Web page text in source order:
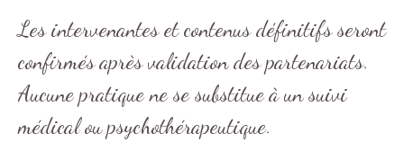
Les intervenantes et contenus définitifs seront
confirmés après validation des partenariats.
Aucune pratique ne se substitue à un suivi
médical ou psychothérapeutique.